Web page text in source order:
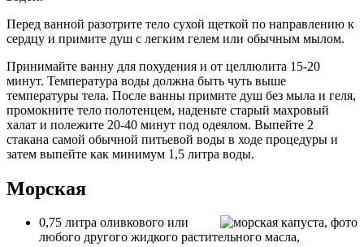
Перед ванной разотрите тело сухой щеткой по направлению к
сердцу и примите душ с легким гелем или обычным мылом.
Принимайте ванну для похудения и от целлюлита 15-20
минут. Температура воды должна быть чуть выше
температуры тела. После ванны примите душ без мыла и геля,
промокните тело полотенцем, наденьте старый махровый
халат и полежите 20-40 минут под одеялом. Выпейте 2
стакана самой обычной питьевой воды в ходе процедуры и
затем выпейте как минимум 1,5 литра воды.
Морская
0,75 литра оливкового или
любого другого жидкого растительного масла,